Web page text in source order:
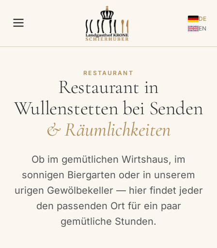
DE
EN
RESTAURANT
Restaurant in
Wullenstetten bei Senden
& Räumlichkeiten
Ob im gemütlichen Wirtshaus, im
sonnigen Biergarten oder in unserem
urigen Gewölbekeller — hier findet jeder
den passenden Ort für ein paar
gemütliche Stunden.